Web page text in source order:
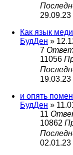
29.09.23
Как язык
БудДен »
7
11056
19.03.23
и опять
БудДен »
11
10862
02.01.23